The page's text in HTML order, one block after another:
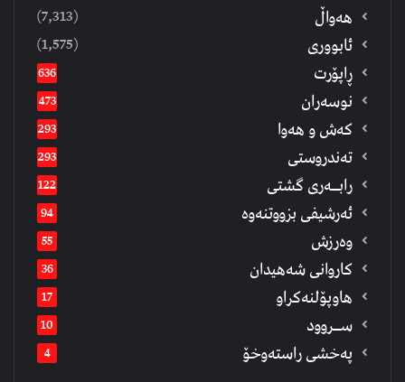
هەواڵ (7,313)
ئابووری (1,575)
ڕاپۆرت 636
نوسەران 473
كەش و هەوا 293
تەندروستی 293
رابــه‌ری گشتی 122
ئەرشیفى بزووتنەوە 94
وەرزش 55
كاروانی شەهیدان 36
هاوپۆلنەكراو 17
ســروود 10
په‌خشی راسته‌وخۆ 4